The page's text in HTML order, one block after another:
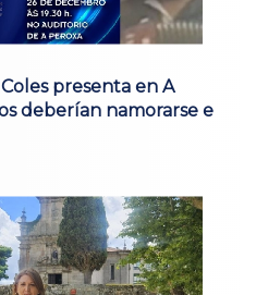
presenta en A
deberían namorarse e